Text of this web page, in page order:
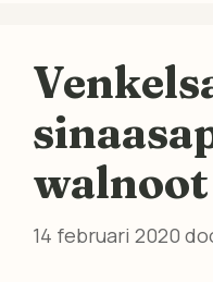
walnoot
14 februari 2020